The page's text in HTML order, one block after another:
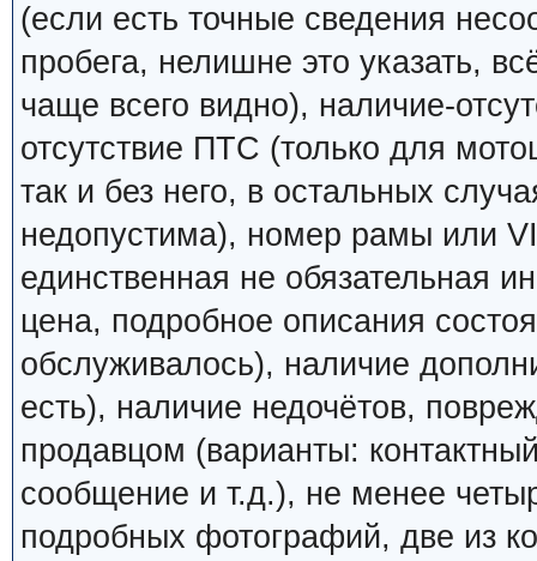
(если есть точные сведения
пробега, нелишне это указать,
чаще всего видно), наличие-
отсутствие ПТС (только для
так и без него, в остальных
недопустима), номер рамы или
единственная не обязательная
цена, подробное описания
обслуживалось), наличие
есть), наличие недочётов,
продавцом (варианты:
сообщение и т.д.), не менее
подробных фотографий, две из